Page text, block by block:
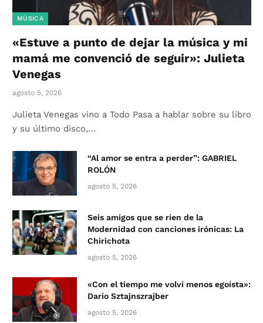
MÚSICA
«Estuve a punto de dejar la música y mi
mamá me convenció de seguir»: Julieta
Venegas
agosto 5, 2026
Julieta Venegas vino a Todo Pasa a hablar sobre su libro
y su último disco,…
“Al amor se entra a perder”: GABRIEL
ROLÓN
agosto 5, 2026
Seis amigos que se ríen de la
Modernidad con canciones irónicas: La
Chirichota
agosto 5, 2026
«Con el tiempo me volví menos egoísta»:
Darío Sztajnszrajber
agosto 5, 2026